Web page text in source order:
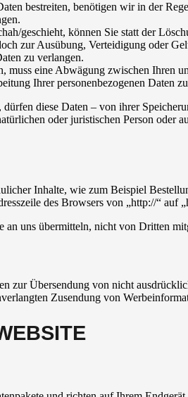
bestreiten, benötigen wir in der
geschieht, können Sie statt der
zur Ausübung, Verteidigung oder
zu verlangen.
eine Abwägung zwischen Ihren
Ihrer personenbezogenen Daten
diese Daten – von ihrer
oder juristischen Person
Inhalte, wie zum Beispiel
des Browsers von „http://“
uns übermitteln, nicht von Dritten
zur Übersendung von nicht
Zusendung von